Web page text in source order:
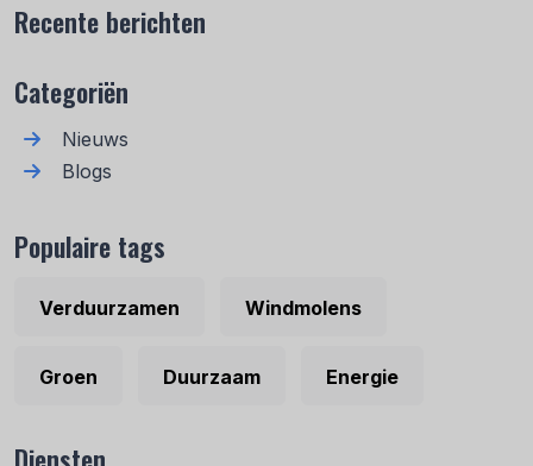
Recente berichten
Categoriën
Nieuws
Blogs
Populaire tags
Verduurzamen Windmolens
Groen Duurzaam Energie